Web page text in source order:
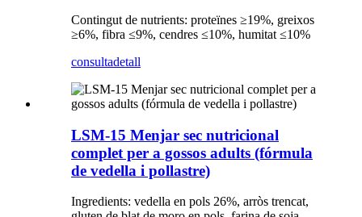
Contingut de nutrients: proteïnes ≥19%, greixos
≥6%, fibra ≤9%, cendres ≤10%, humitat ≤10%
consultadetall
LSM-15 Menjar sec nutricional
complet per a gossos adults (fórmula
de vedella i pollastre)
Ingredients: vedella en pols 26%, arròs trencat,